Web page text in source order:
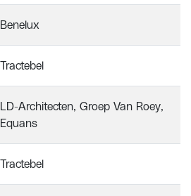
Benelux
Tractebel
LD-Architecten, Groep Van Roey,
Equans
Tractebel